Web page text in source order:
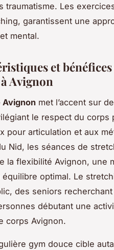
traumatisme. Les
garantissent une
mental.
et
Avignon
Avignon met l’accent sur
le respect du corps
pour articulation et aux
Nid, les séances de
la flexibilité Avignon, une
optimal. Le
des seniors
débutant une
corps Avignon.
gym douce cible